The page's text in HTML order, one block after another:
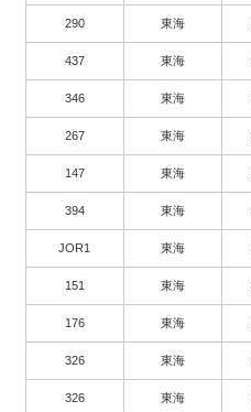
290 東海
437 東海
346 東海
267 東海
147 東海
394 東海
JOR1 東海
151 東海
176 東海
326 東海
326 東海